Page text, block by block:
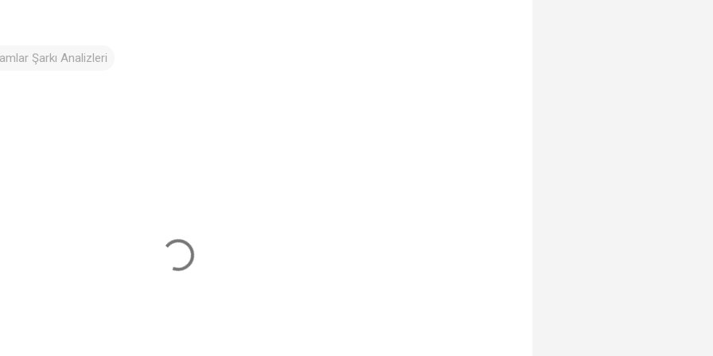
Şarkı Analizleri